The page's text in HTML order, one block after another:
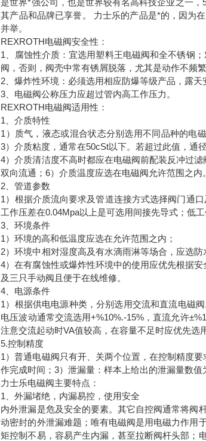
是世界*强公司，也是世界较有名高科技企业之一
其产品和品牌已享誉。 力士乐的产品是*的，因为
并举。
REXROTH电磁阀安全性：
1、腐蚀性介质：宜选用塑料王电磁阀和全不锈钢
阀，否则，阀壳中常有锈屑脱落，尤其是动作不频
2、爆炸性环境：必须选用相应防爆等级产品，露天
3、电磁阀公称压力应超过管内高工作压力。
REXROTH电磁阀适用性：
1、介质特性
1）质气，液态或混合状态分别选用不同品种的电
3）介质粘度，通常在50cSt以下。若超过此值，通
4）介质清洁度不高时都应在电磁阀前配装反冲过
双向流通；6）介质温度应选在电磁阀允许范围之内。
2、管道参数
1）根据介质流向要求及管道连接方式选择阀门通
工作压差在0.04Mpa以上是可选用间接先导式；低
3、环境条件
1）环境的高和低温度应选在允许范围之内；
2）环境中相对湿度高及有水滴雨淋等场合，应选
4）在有腐蚀性或爆炸性环境中的使用应优先根据
及三只手动阀且便于在线维修。
4、电源条件
1）根据供电电源种类，分别选用交流和直流电磁
电压波动通常交流选用+%10%.-15%，直流允许
注意交流起动时VA值较高，在容量不足时应优先选
5.控制精度
1）普通电磁阀只有开、关两个位置，在控制精度
作完成时间；3）泄漏量：样本上给出的泄漏量数值
力士乐电磁阀主要特点：
1、外漏堵绝，内漏易控，使用安全
内外泄漏是危及安全的要素。其它自控阀通常将阀
动密封的外泄漏难题；唯有电磁阀是用电磁力作用
矩控制不易，容易产生内漏，甚至拉断阀杆头部；